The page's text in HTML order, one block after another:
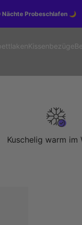
Nächte Probeschlafen 🌙
Kissenbezüge
Kuschelig warm im